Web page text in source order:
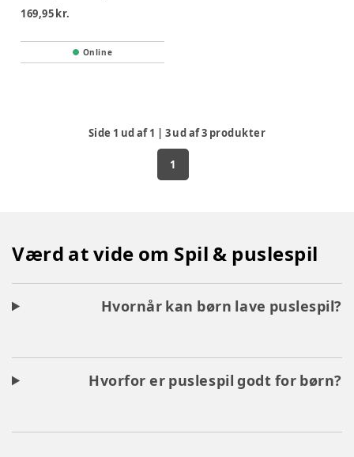
169,95 kr.
Online
Side 1 ud af1 | 3ud af3 produkter
1
Værd at vide om Spil & puslespil
Hvornår kan børn lave puslespil?
Hvorfor er puslespil godt for børn?